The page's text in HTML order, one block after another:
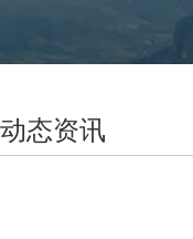
动态资讯